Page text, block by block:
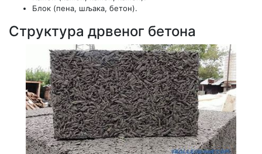
Блок (пена, шљака, бетон).
Структура дрвеног бетона